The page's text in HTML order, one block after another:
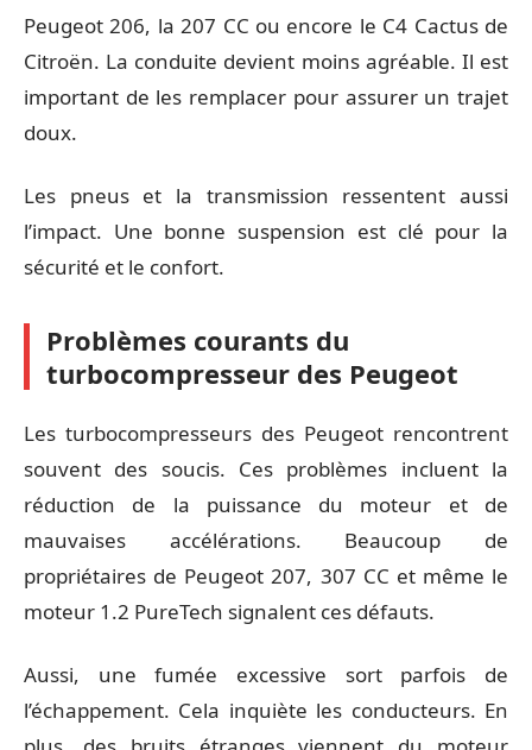
Peugeot 206, la 207 CC ou encore le C4 Cactus de
Citroën. La conduite devient moins agréable. Il est
important de les remplacer pour assurer un trajet
doux.
Les pneus et la transmission ressentent aussi
l’impact. Une bonne suspension est clé pour la
sécurité et le confort.
Problèmes courants du
turbocompresseur des Peugeot
Les turbocompresseurs des Peugeot rencontrent
souvent des soucis. Ces problèmes incluent la
réduction de la puissance du moteur et de
mauvaises accélérations. Beaucoup de
propriétaires de Peugeot 207, 307 CC et même le
moteur 1.2 PureTech signalent ces défauts.
Aussi, une fumée excessive sort parfois de
l’échappement. Cela inquiète les conducteurs. En